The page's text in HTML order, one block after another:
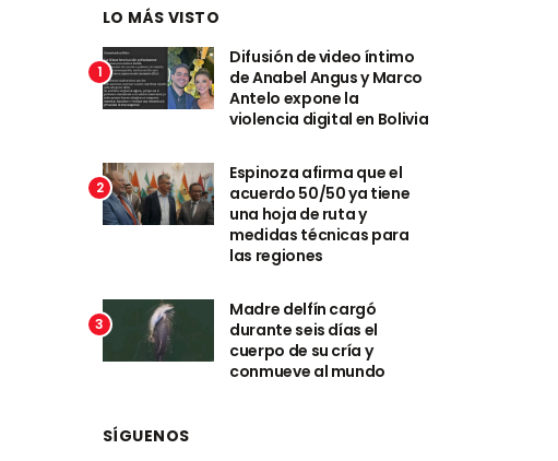
LO MÁS VISTO
1
Difusión de video íntimo
de Anabel Angus y Marco
Antelo expone la
violencia digital en Bolivia
2
Espinoza afirma que el
acuerdo 50/50 ya tiene
una hoja de ruta y
medidas técnicas para
las regiones
3
Madre delfín cargó
durante seis días el
cuerpo de su cría y
conmueve al mundo
SÍGUENOS